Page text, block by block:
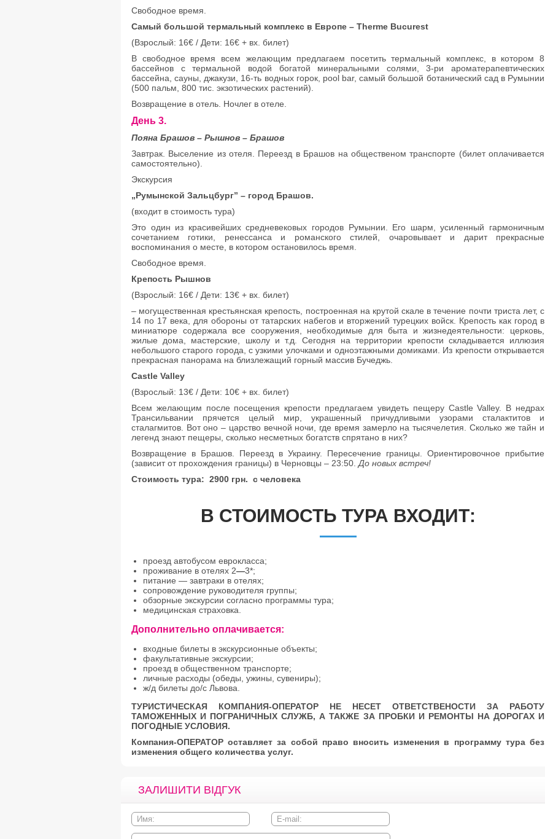
Свободное время.
Самый большой термальный комплекс в Европе – Therme Bucurest
(Взрослый: 16€ / Дети: 16€ + вх. билет)
В свободное время всем желающим предлагаем посетить термальный комплекс, в котором 8
бассейнов с термальной водой богатой минеральными солями, 3-ри ароматерапевтических
бассейна, сауны, джакузи, 16-ть водных горок, pool bar, самый большой ботанический сад в Румынии
(500 пальм, 800 тис. экзотических растений).
Возвращение в отель. Ночлег в отеле.
День 3.
Пояна Брашов – Рышнов – Брашов
Завтрак. Выселение из отеля. Переезд в Брашов на общественом транспорте (билет оплачивается
самостоятельно).
Экскурсия
„Румынской Зальцбург” – город Брашов.
(входит в стоимость тура)
Это один из красивейших средневековых городов Румынии. Его шарм, усиленный гармоничным
сочетанием готики, ренессанса и романского стилей, очаровывает и дарит прекрасные
воспоминания о месте, в котором остановилось время.
Свободное время.
Крепость Рышнов
(Взрослый: 16€ / Дети: 13€ + вх. билет)
– могущественная крестьянская крепость, построенная на крутой скале в течение почти триста лет, с
14 по 17 века, для обороны от татарских набегов и вторжений турецких войск. Крепость как город в
миниатюре содержала все сооружения, необходимые для быта и жизнедеятельности: церковь,
жилые дома, мастерские, школу и т.д. Сегодня на территории крепости складывается иллюзия
небольшого старого города, с узкими улочками и одноэтажными домиками. Из крепости открывается
прекрасная панорама на близлежащий горный массив Бучеджь.
Castle Valley
(Взрослый: 13€ / Дети: 10€ + вх. билет)
Всем желающим после посещения крепости предлагаем увидеть пещеру Castle Valley. В недрах
Трансильвании прячется целый мир, украшенный причудливыми узорами сталактитов и
сталагмитов. Вот оно – царство вечной ночи, где время замерло на тысячелетия. Сколько же тайн и
легенд знают пещеры, сколько несметных богатств спрятано в них?
Возвращение в Брашов. Переезд в Украину. Пересечение границы. Ориентировочное прибытие
(зависит от прохождения границы) в Черновцы – 23:50. До новых встреч!
Стоимость тура: 2900 грн. с человека
В СТОИМОСТЬ ТУРА ВХОДИТ:
проезд автобусом еврокласса;
проживание в отелях 2—3*;
питание — завтраки в отелях;
сопровождение руководителя группы;
обзорные экскурсии согласно программы тура;
медицинская страховка.
Дополнительно оплачивается:
входные билеты в экскурсионные объекты;
факультативные экскурсии;
проезд в общественном транспорте;
личные расходы (обеды, ужины, сувениры);
ж/д билеты до/с Львова.
ТУРИСТИЧЕСКАЯ КОМПАНИЯ-ОПЕРАТОР НЕ НЕСЕТ ОТВЕТСТВЕНОСТИ ЗА РАБОТУ
ТАМОЖЕННЫХ И ПОГРАНИЧНЫХ СЛУЖБ, А ТАКЖЕ ЗА ПРОБКИ И РЕМОНТЫ НА ДОРОГАХ И
ПОГОДНЫЕ УСЛОВИЯ.
Компания-ОПЕРАТОР оставляет за собой право вносить изменения в программу тура без
изменения общего количества услуг.
ЗАЛИШИТИ ВІДГУК